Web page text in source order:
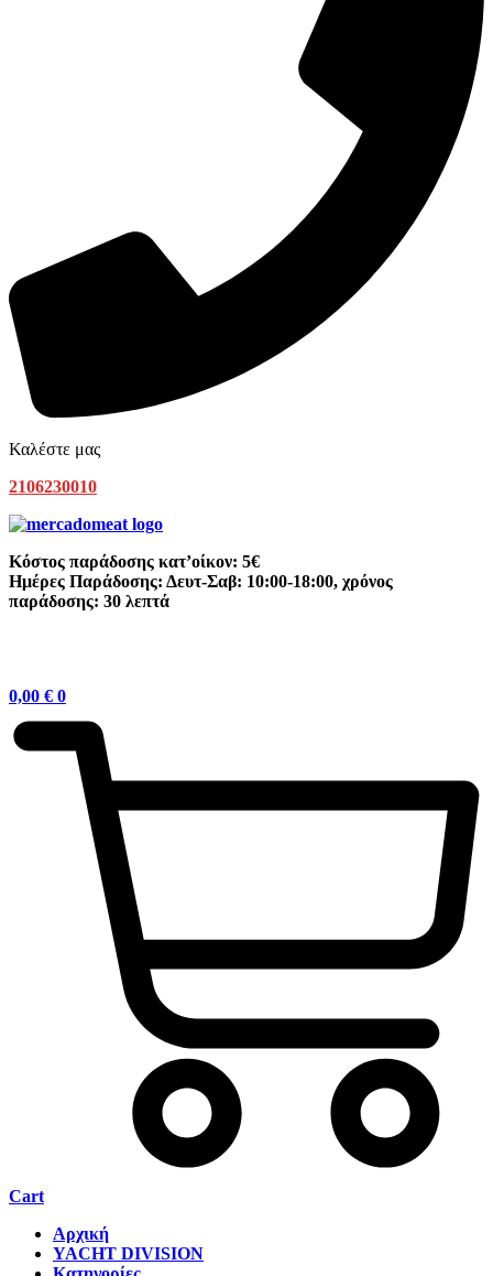
Καλέστε μας
2106230010
Κόστος παράδοσης κατ’οίκον: 5€
Ημέρες Παράδοσης: Δευτ-Σαβ: 10:00-18:00, χρόνος
παράδοσης: 30 λεπτά
0,00 € 0
Cart
Αρχική
YACHT DIVISION